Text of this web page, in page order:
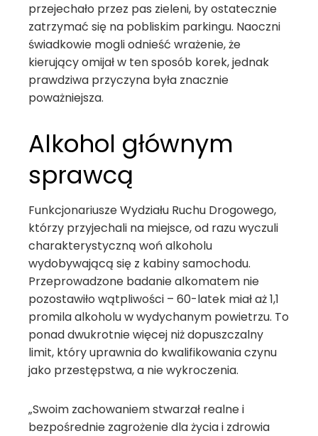
przejechało przez pas zieleni, by ostatecznie
zatrzymać się na pobliskim parkingu. Naoczni
świadkowie mogli odnieść wrażenie, że
kierujący omijał w ten sposób korek, jednak
prawdziwa przyczyna była znacznie
poważniejsza.
Alkohol głównym
sprawcą
Funkcjonariusze Wydziału Ruchu Drogowego,
którzy przyjechali na miejsce, od razu wyczuli
charakterystyczną woń alkoholu
wydobywającą się z kabiny samochodu.
Przeprowadzone badanie alkomatem nie
pozostawiło wątpliwości – 60-latek miał aż 1,1
promila alkoholu w wydychanym powietrzu. To
ponad dwukrotnie więcej niż dopuszczalny
limit, który uprawnia do kwalifikowania czynu
jako przestępstwa, a nie wykroczenia.
„Swoim zachowaniem stwarzał realne i
bezpośrednie zagrożenie dla życia i zdrowia